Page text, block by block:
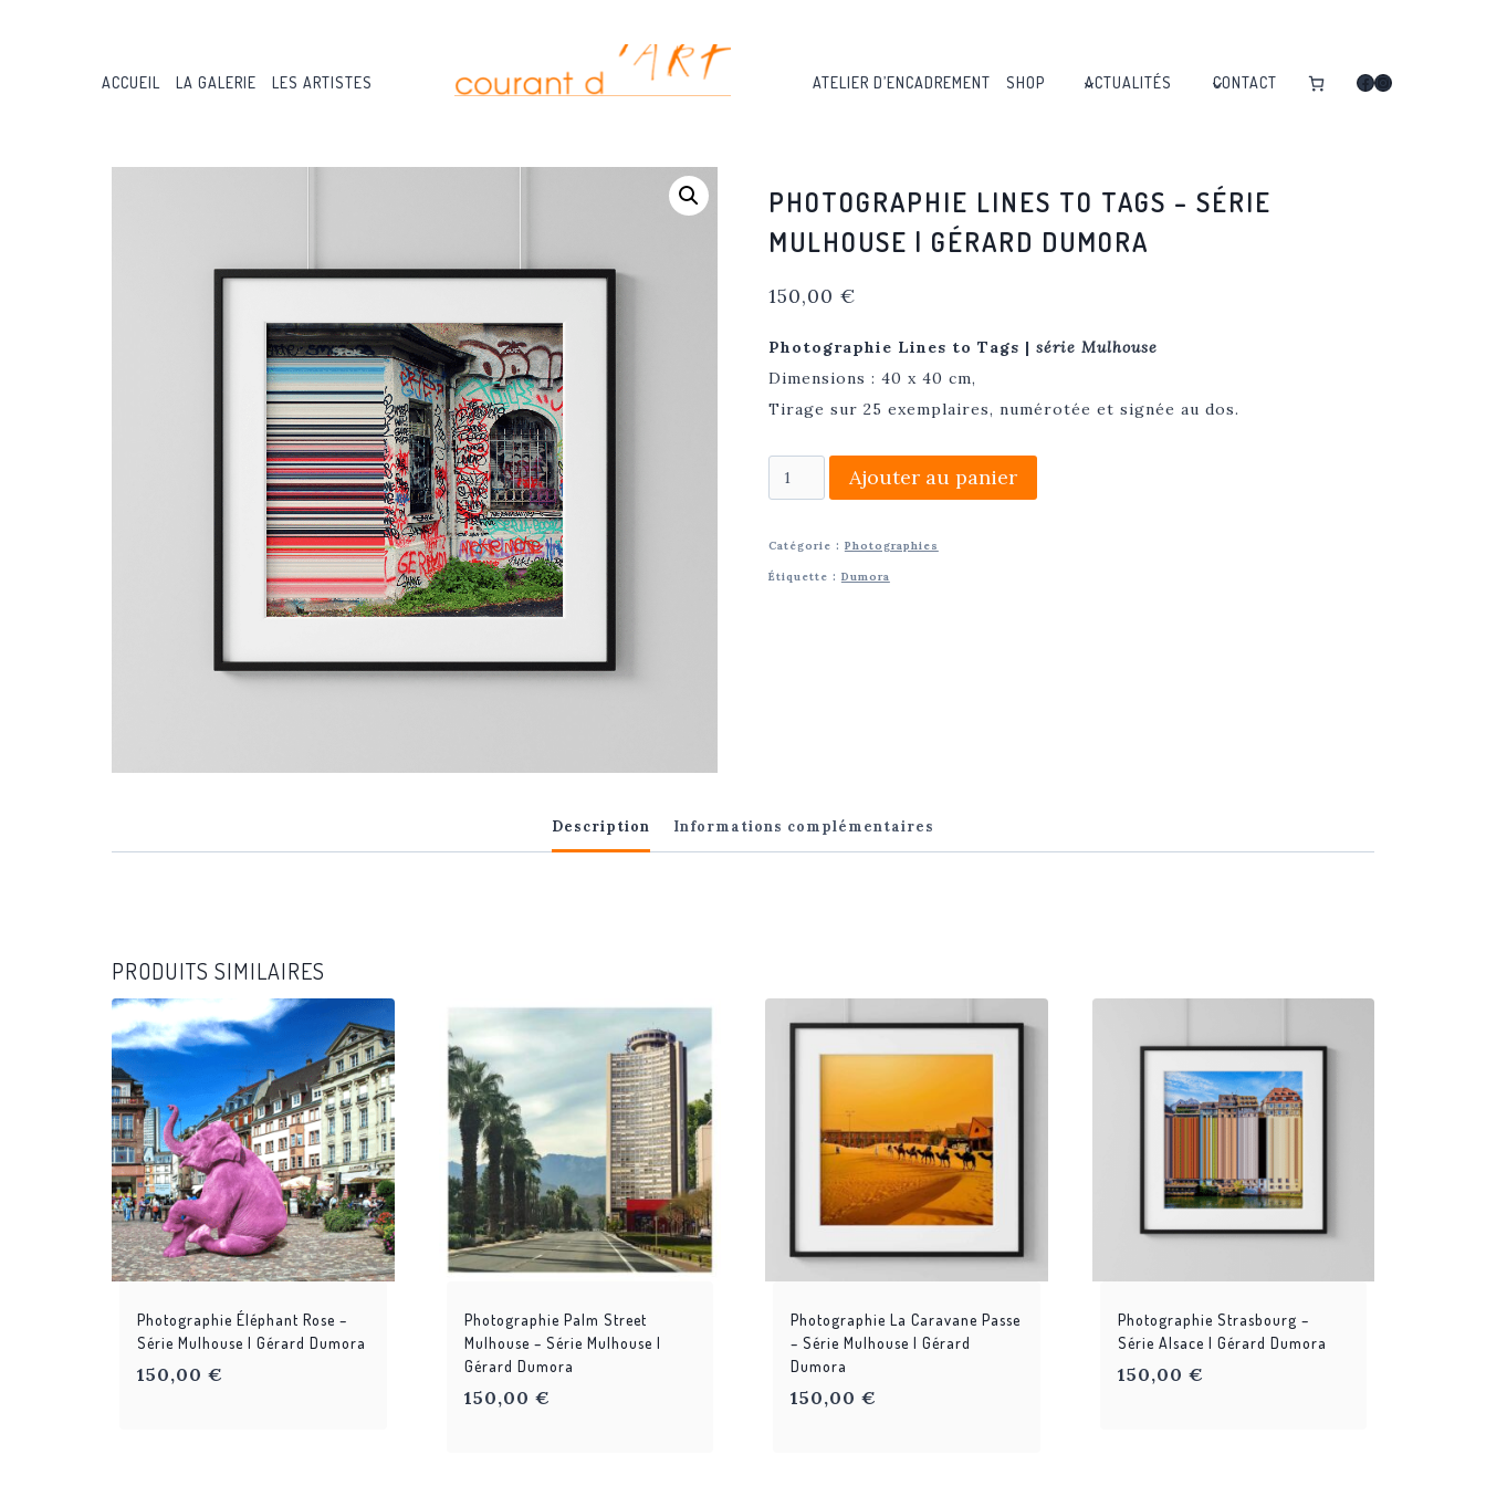
ACCUEIL LA GALERIE LES ARTISTES ATELIER D’ENCADREMENT SHOP ACTUALITÉS CONTACT Facebook
Instagram
PHOTOGRAPHIE LINES TO TAGS – SÉRIE
MULHOUSE | GÉRARD DUMORA
150,00 €
Photographie Lines to Tags | série Mulhouse
Dimensions : 40 x 40 cm,
Tirage sur 25 exemplaires, numérotée et signée au dos.
quantité
de
Ajouter au panier
Catégorie : Photographies
Étiquette : Dumora
Description Informations complémentaires
PRODUITS SIMILAIRES
Photographie Éléphant Rose –
Série Mulhouse | Gérard Dumora
150,00 €
Photographie Palm Street
Mulhouse – Série Mulhouse |
Gérard Dumora
150,00 €
Photographie La Caravane Passe
– Série Mulhouse | Gérard
Dumora
150,00 €
Photographie Strasbourg –
Série Alsace | Gérard Dumora
150,00 €